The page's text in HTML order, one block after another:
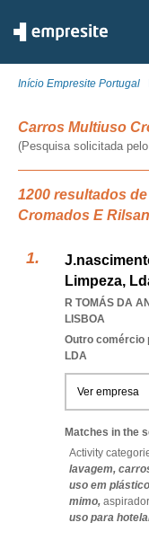
Início Empresite Portugal
Carros Multiuso
(Pesquisa solicitada
1200 resultados
Cromados E Rilsan
Limpeza,
R TOMÁS DA
LISBOA
Outro comércio
LDA
Ver empresa
Matches in the
Activity
lavagem,
uso em
mimo,
uso para